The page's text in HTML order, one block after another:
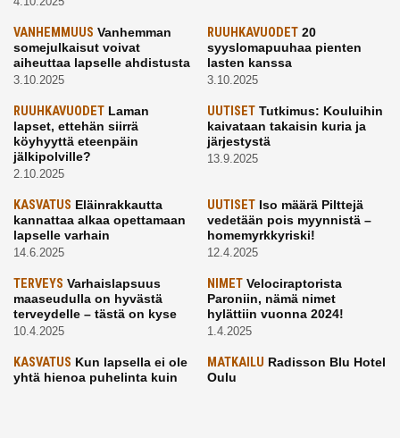
VANHEMMUUS Vanhemman
somejulkaisut voivat
aiheuttaa lapselle ahdistusta
3.10.2025
RUUHKAVUODET20
syyslomapuuhaa pienten
lasten kanssa
3.10.2025
RUUHKAVUODET Laman
lapset, ettehän siirrä
köyhyyttä eteenpäin
jälkipolville?
2.10.2025
UUTISETTutkimus: Kouluihin
kaivataan takaisin kuria ja
järjestystä
13.9.2025
KASVATUS Eläinrakkautta
kannattaa alkaa opettamaan
lapselle varhain
14.6.2025
UUTISETIso määrä Pilttejä
vedetään pois myynnistä –
homemyrkkyriski!
12.4.2025
TERVEYS Varhaislapsuus
maaseudulla on hyvästä
terveydelle – tästä on kyse
10.4.2025
NIMETVelociraptorista
Paroniin, nämä nimet
hylättiin vuonna 2024!
1.4.2025
KASVATUS Kun lapsella ei ole
yhtä hienoa puhelinta kuin
MATKAILU Radisson Blu Hotel
Oulu